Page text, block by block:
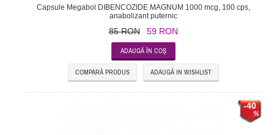
Capsule Megabol DIBENCOZIDE MAGNUM 1000 mcg, 100 cps,
anabolizant puternic
85 RON 59 RON
COMPARĂ PRODUS ADAUGĂ IN WISHLIST
-40